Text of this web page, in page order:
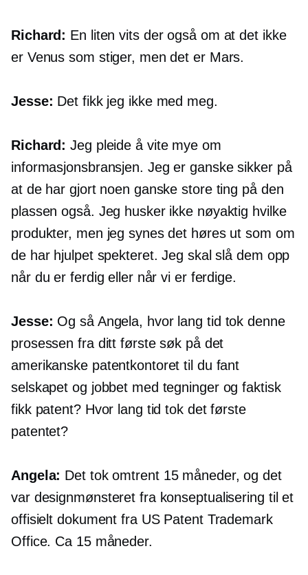
Richard: En liten vits der også om at det ikke
er Venus som stiger, men det er Mars.
Jesse: Det fikk jeg ikke med meg.
Richard: Jeg pleide å vite mye om
informasjonsbransjen. Jeg er ganske sikker på
at de har gjort noen ganske store ting på den
plassen også. Jeg husker ikke nøyaktig hvilke
produkter, men jeg synes det høres ut som om
de har hjulpet spekteret. Jeg skal slå dem opp
når du er ferdig eller når vi er ferdige.
Jesse: Og så Angela, hvor lang tid tok denne
prosessen fra ditt første søk på det
amerikanske patentkontoret til du fant
selskapet og jobbet med tegninger og faktisk
fikk patent? Hvor lang tid tok det første
patentet?
Angela: Det tok omtrent 15 måneder, og det
var designmønsteret fra konseptualisering til et
offisielt dokument fra US Patent Trademark
Office. Ca 15 måneder.